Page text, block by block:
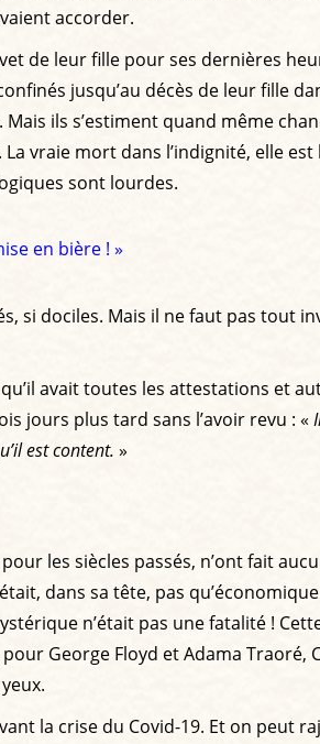
accorder.
de leur fille pour ses dernières
jusqu’au décès de leur fille
ils s’estiment quand même
vraie mort dans l’indignité, elle est
sont lourdes.
en bière ! »
si dociles. Mais il ne faut pas tout
avait toutes les attestations et
jours plus tard sans l’avoir revu : «
est content. »
les siècles passés, n’ont fait
dans sa tête, pas
n’était pas une fatalité !
George Floyd et Adama Traoré,
la crise du Covid-19. Et on peut